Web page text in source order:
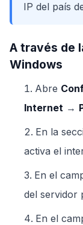
IP del país
A través de
Windows
Abre
Internet →
En la
activa el
En el
del servidor
En el